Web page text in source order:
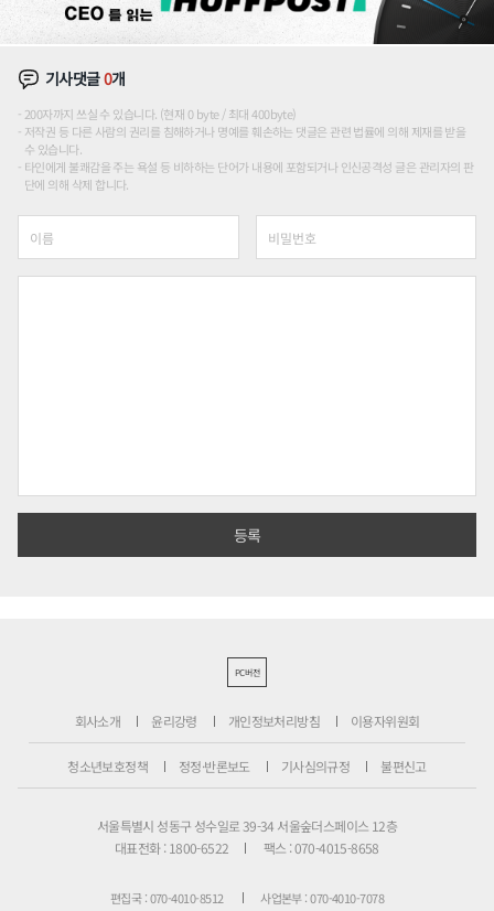
기사댓글0개
200자까지 쓰실 수 있습니다. (현재 0 byte / 최대 400byte)
저작권 등 다른 사람의 권리를 침해하거나 명예를 훼손하는 댓글은 관련 법률에 의해 제재를 받을
수 있습니다.
타인에게 불쾌감을 주는 욕설 등 비하하는 단어가 내용에 포함되거나 인신공격성 글은 관리자의 판
단에 의해 삭제 합니다.
PC버전
회사소개 윤리강령 개인정보처리방침 이용자위원회
청소년보호정책 정정·반론보도 기사심의규정 불편신고
서울특별시 성동구 성수일로 39-34 서울숲더스페이스 12층
대표전화 : 1800-6522
팩스 : 070-4015-8658
편집국 : 070-4010-8512 사업본부 : 070-4010-7078